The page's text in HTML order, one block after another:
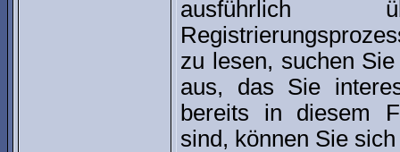
ausführlich
zu lesen, suchen
aus, das Sie
bereits in diesem
sind, können Sie